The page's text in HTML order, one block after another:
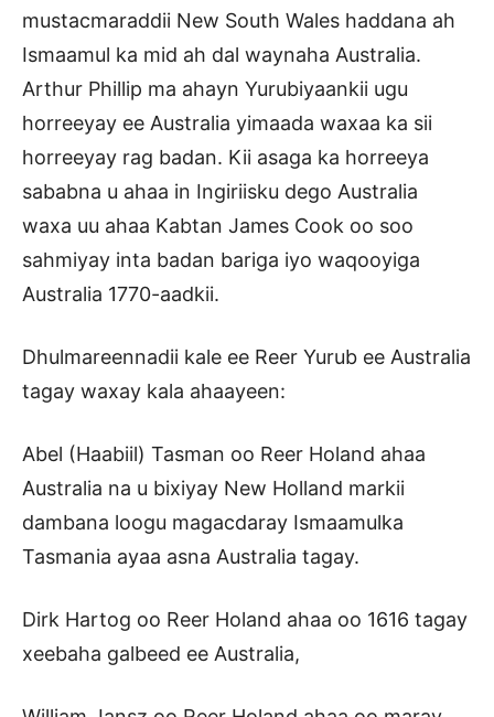
mustacmaraddii New South Wales haddana ah
Ismaamul ka mid ah dal waynaha Australia.
Arthur Phillip ma ahayn Yurubiyaankii ugu
horreeyay ee Australia yimaada waxaa ka sii
horreeyay rag badan. Kii asaga ka horreeya
sababna u ahaa in Ingiriisku dego Australia
waxa uu ahaa Kabtan James Cook oo soo
sahmiyay inta badan bariga iyo waqooyiga
Australia 1770-aadkii.
Dhulmareennadii kale ee Reer Yurub ee Australia
tagay waxay kala ahaayeen:
Abel (Haabiil) Tasman oo Reer Holand ahaa
Australia na u bixiyay New Holland markii
dambana loogu magacdaray Ismaamulka
Tasmania ayaa asna Australia tagay.
Dirk Hartog oo Reer Holand ahaa oo 1616 tagay
xeebaha galbeed ee Australia,